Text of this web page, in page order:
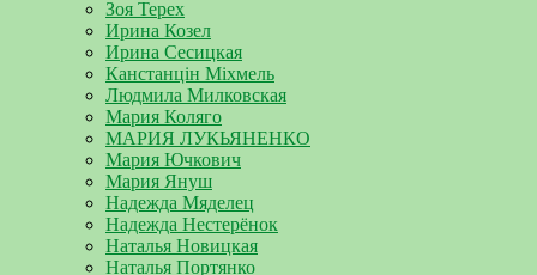
Зоя Терех
Ирина Козел
Ирина Сесицкая
Канстанцін Міхмель
Людмила Милковская
Мария Коляго
МАРИЯ ЛУКЬЯНЕНКО
Мария Ючкович
Мария Януш
Надежда Мяделец
Надежда Нестерёнок
Наталья Новицкая
Наталья Портянко